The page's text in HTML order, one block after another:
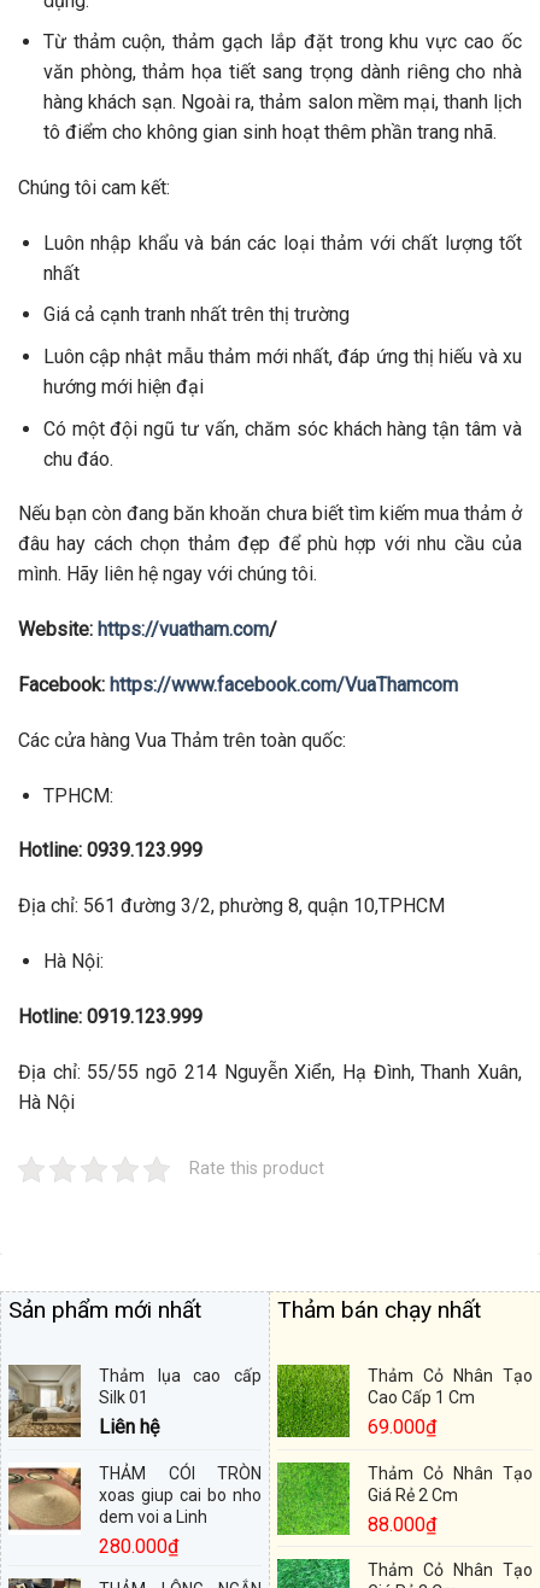
Từ thảm cuộn, thảm gạch lắp đặt trong khu vực cao ốc
văn phòng, thảm họa tiết sang trọng dành riêng cho nhà
hàng khách sạn. Ngoài ra, thảm salon mềm mại, thanh lịch
tô điểm cho không gian sinh hoạt thêm phần trang nhã.
Chúng tôi cam kết:
Luôn nhập khẩu và bán các loại thảm với chất lượng tốt
nhất
Giá cả cạnh tranh nhất trên thị trường
Luôn cập nhật mẫu thảm mới nhất, đáp ứng thị hiếu và xu
hướng mới hiện đại
Có một đội ngũ tư vấn, chăm sóc khách hàng tận tâm và
chu đáo.
Nếu bạn còn đang băn khoăn chưa biết tìm kiếm mua thảm ở
đâu hay cách chọn thảm đẹp để phù hợp với nhu cầu của
mình. Hãy liên hệ ngay với chúng tôi.
Website: https://vuatham.com/
Facebook: https://www.facebook.com/VuaThamcom
Các cửa hàng Vua Thảm trên toàn quốc:
TPHCM:
Hotline: 0939.123.999
Địa chỉ: 561 đường 3/2, phường 8, quận 10,TPHCM
Hà Nội:
Hotline: 0919.123.999
Địa chỉ: 55/55 ngõ 214 Nguyễn Xiển, Hạ Đình, Thanh Xuân,
Hà Nội
Rate this product
Sản phẩm mới nhất
Thảm lụa cao cấp
Silk 01
Liên hệ
THẢM CÓI TRÒN
xoas giup cai bo nho
dem voi a Linh
280.000₫
Thảm bán chạy nhất
Thảm Cỏ Nhân Tạo
Cao Cấp 1 Cm
69.000₫
Thảm Cỏ Nhân Tạo
Giá Rẻ 2 Cm
88.000₫
Thảm Cỏ Nhân Tạo